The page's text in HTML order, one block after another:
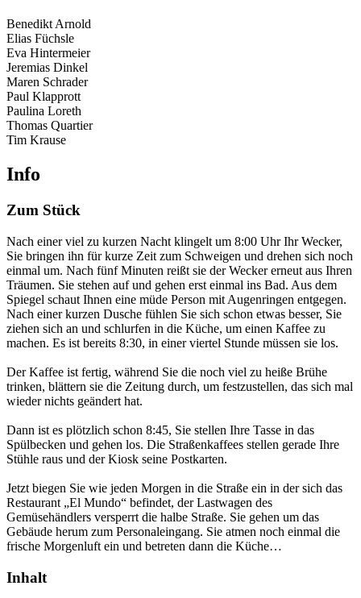
Benedikt Arnold
Elias Füchsle
Eva Hintermeier
Jeremias Dinkel
Maren Schrader
Paul Klapprott
Paulina Loreth
Thomas Quartier
Tim Krause
Info
Zum Stück
Nach einer viel zu kurzen Nacht klingelt um 8:00 Uhr Ihr Wecker,
Sie bringen ihn für kurze Zeit zum Schweigen und drehen sich noch
einmal um. Nach fünf Minuten reißt sie der Wecker erneut aus Ihren
Träumen. Sie stehen auf und gehen erst einmal ins Bad. Aus dem
Spiegel schaut Ihnen eine müde Person mit Augenringen entgegen.
Nach einer kurzen Dusche fühlen Sie sich schon etwas besser, Sie
ziehen sich an und schlurfen in die Küche, um einen Kaffee zu
machen. Es ist bereits 8:30, in einer viertel Stunde müssen sie los.
Der Kaffee ist fertig, während Sie die noch viel zu heiße Brühe
trinken, blättern sie die Zeitung durch, um festzustellen, das sich mal
wieder nichts geändert hat.
Dann ist es plötzlich schon 8:45, Sie stellen Ihre Tasse in das
Spülbecken und gehen los. Die Straßenkaffees stellen gerade Ihre
Stühle raus und der Kiosk seine Postkarten.
Jetzt biegen Sie wie jeden Morgen in die Straße ein in der sich das
Restaurant „El Mundo“ befindet, der Lastwagen des
Gemüsehändlers versperrt die halbe Straße. Sie gehen um das
Gebäude herum zum Personaleingang. Sie atmen noch einmal die
frische Morgenluft ein und betreten dann die Küche…
Inhalt